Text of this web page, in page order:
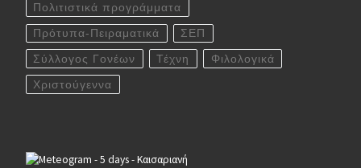
Πολιτιστικά προγράμματα
Πρότυπα-Πειραματικά ΣΕΠ
Σύλλογος Γονέων Τέχνη Φιλολογικά
Χριστούγεννα